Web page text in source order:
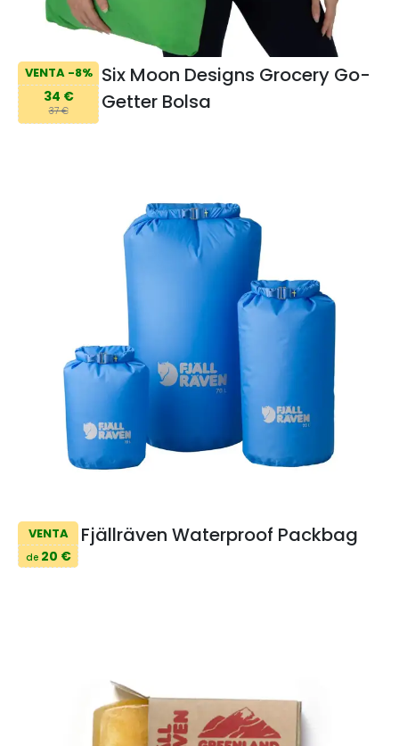
VENTA -8%
34 €
37 €
Six Moon Designs Grocery Go-
Getter Bolsa
VENTA
de20 €
Fjällräven Waterproof Packbag